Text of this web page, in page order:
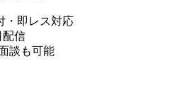
・即レス対応
配信
談も可能